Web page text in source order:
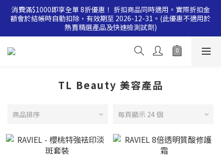
消費滿$500即享全單 9 折優惠！折扣商品同時適用。實際折扣金
額會於結帳時自動扣除，有效期至 2026-12-31。(此優惠不適用於
熱賣精選產品及快速檢測試劑)
消費滿$1000即享全單 8折優惠！ 折扣商品同時適用。實際折扣金
額會於結帳時自動扣除，有效期至 2026-12-31。(此優惠不適用於
熱賣精選產品及快速檢測試劑)
消費滿$500即享全單 9 折優惠！折扣商品同時適用。實際折扣金
額會於結帳時自動扣除，有效期至 2026-12-31。(此優惠不適用於
TL Beauty 美容產品
商品排序 每頁顯示 24 個